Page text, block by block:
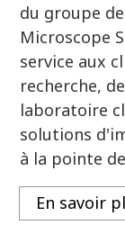
du groupe
Microscope
service aux
recherche,
laboratoire
solutions
à la pointe
En savoir